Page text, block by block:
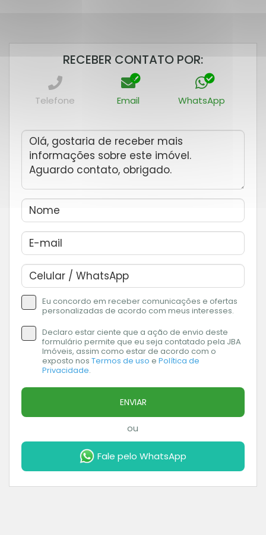
RECEBER CONTATO POR:
Telefone Email WhatsApp
Eu concordo em receber comunicações e ofertas
personalizadas de acordo com meus interesses.
Declaro estar ciente que a ação de envio deste
formulário permite que eu seja contatado pela JBA
Imóveis, assim como estar de acordo com o
exposto nos Termos de uso e Política de
Privacidade.
ENVIAR
ou
Fale pelo WhatsApp